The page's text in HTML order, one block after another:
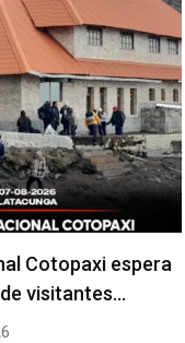
Cotopaxi espera
visitantes…